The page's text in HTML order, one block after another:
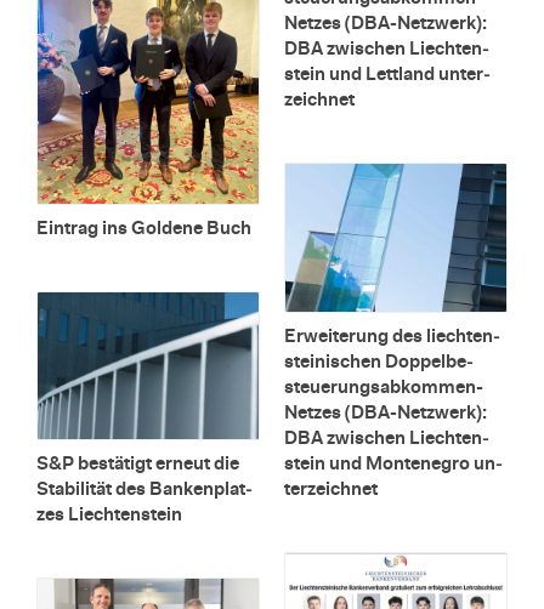
Net­zes (DBA-Netz­werk):
DBA zwi­schen Liech­ten­
stein und Lett­land un­ter­
zeich­net
Ein­trag ins Gol­de­ne Buch
Er­wei­te­rung des liech­ten­
stei­ni­schen Dop­pel­be­
steue­rungs­ab­kom­men-
Net­zes (DBA-Netz­werk):
DBA zwi­schen Liech­ten­
stein und Mon­te­ne­gro un­
ter­zeich­net
S&P be­stä­tigt er­neut die
Sta­bi­li­tät des Ban­ken­plat­
zes Liech­ten­stein